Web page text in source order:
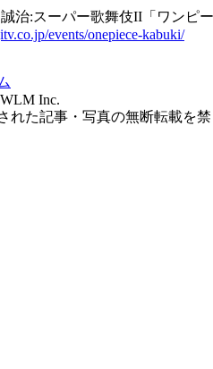
治:スーパー歌舞伎II「ワンピ
events/onepiece-kabuki/
Inc.
れた記事・写真の無断転載を禁